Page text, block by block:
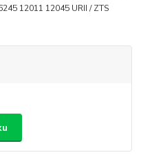
12011 12045 URII / ZTS